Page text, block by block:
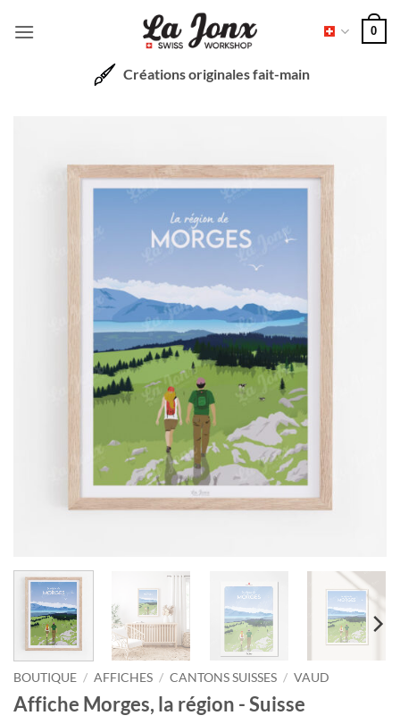
0
Créations originales fait-main
BOUTIQUE / AFFICHES / CANTONS SUISSES / VAUD
Affiche Morges, la région - Suisse